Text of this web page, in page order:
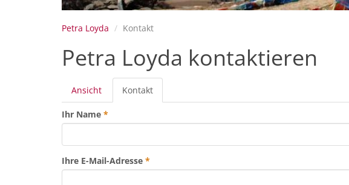
Petra Loyda Kontakt
Petra Loyda kontaktieren
Primäre
Reiter
Ansicht Kontakt
Reiter)
Ihr Name *
Ihre E-Mail-Adresse *